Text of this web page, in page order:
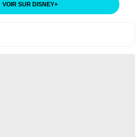
VOIR SUR DISNEY+